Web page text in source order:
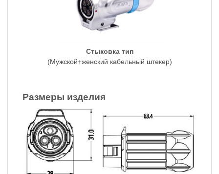
Стыковка тип
(Мужской+женский кабельный штекер)
Размеры изделия